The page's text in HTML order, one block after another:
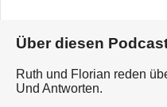
Über diesen
Ruth und Florian reden
Und Antworten.